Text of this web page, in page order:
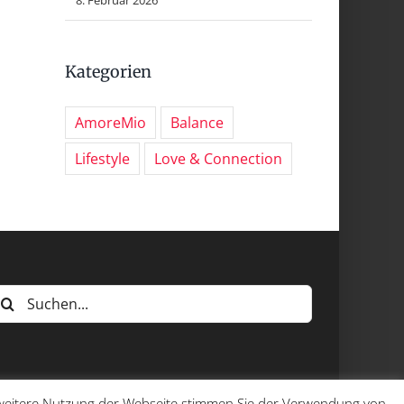
Kategorien
AmoreMio
Balance
Lifestyle
Love & Connection